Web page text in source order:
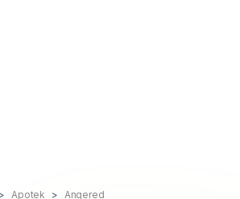
Apotek
Angered